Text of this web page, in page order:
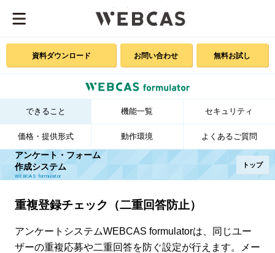
資料ダウンロード お問い合わせ 無料お試し
アンケート・フォーム
作成システム
WEBCAS formulator
トップ
できること 機能一覧 セキュリティ
価格・提供形式 動作環境 よくあるご質問
重複登録チェック（二重回答防止）
アンケートシステムWEBCAS formulatorは、同じユー
ザーの重複応募や二重回答を防ぐ設定が行えます。メー